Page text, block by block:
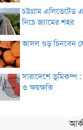
চট্টগ্রাম এলিভেটেড
নিচে জ্যামের শহর
আসল গুড় চিনবেন
সারাদেশে ভূমিকম্প :
ও ক্ষয়ক্ষতি